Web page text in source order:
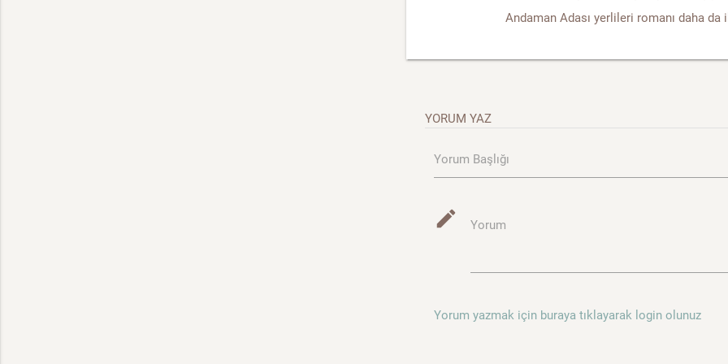
Andaman Adası yerlileri romanı daha
YORUM YAZ
Yorum Başlığı
mode_edit Yorum
Yorum yazmak için buraya tıklayarak login olunuz